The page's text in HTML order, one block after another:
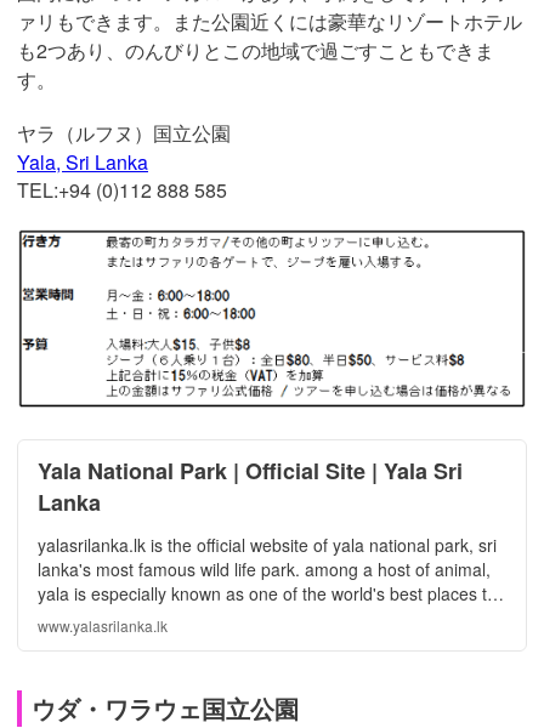
ァリもできます。また公園近くには豪華なリゾートホテル
も2つあり、のんびりとこの地域で過ごすこともできま
す。
ヤラ（ルフヌ）国立公園
Yala, Sri Lanka
TEL:+94 (0)112 888 585
Yala National Park | Official Site | Yala Sri
Lanka
yalasrilanka.lk is the official website of yala national park, sri
lanka's most famous wild life park. among a host of animal,
yala is especially known as one of the world's best places to
stop leopard.
www.yalasrilanka.lk
ウダ・ワラウェ国立公園